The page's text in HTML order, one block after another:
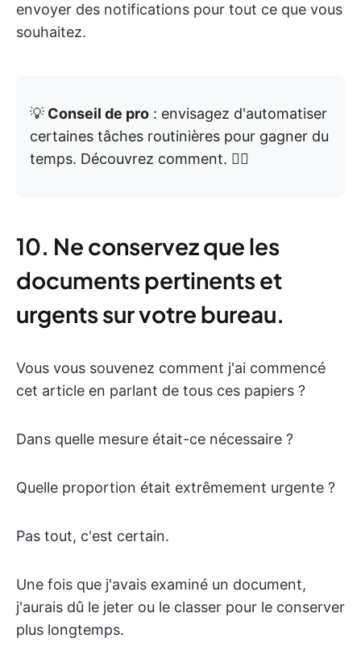
envoyer des notifications pour tout ce que vous
souhaitez.
💡 Conseil de pro : envisagez d'automatiser
certaines tâches routinières pour gagner du
temps. Découvrez comment. 👇🏼
10. Ne conservez que les
documents pertinents et
urgents sur votre bureau.
Vous vous souvenez comment j'ai commencé
cet article en parlant de tous ces papiers ?
Dans quelle mesure était-ce nécessaire ?
Quelle proportion était extrêmement urgente ?
Pas tout, c'est certain.
Une fois que j'avais examiné un document,
j'aurais dû le jeter ou le classer pour le conserver
plus longtemps.